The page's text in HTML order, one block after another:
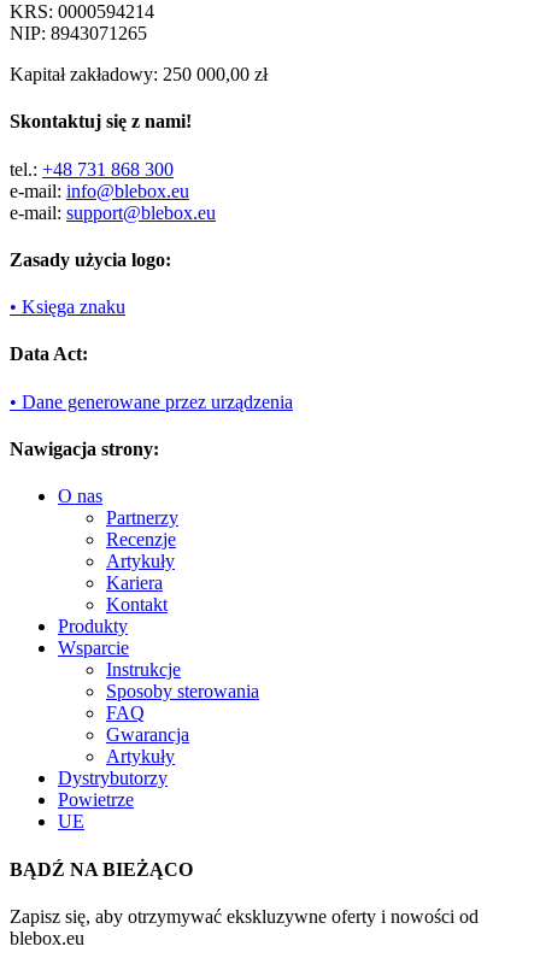
KRS: 0000594214
NIP: 8943071265
Kapitał zakładowy: 250 000,00 zł
Skontaktuj się z nami!
tel.: +48 731 868 300
e-mail: info@blebox.eu
e-mail: support@blebox.eu
Zasady użycia logo:
• Księga znaku
Data Act:
• Dane generowane przez urządzenia
Nawigacja strony:
O nas
Partnerzy
Recenzje
Artykuły
Kariera
Kontakt
Produkty
Wsparcie
Instrukcje
Sposoby sterowania
FAQ
Gwarancja
Artykuły
Dystrybutorzy
Powietrze
UE
BĄDŹ NA BIEŻĄCO
Zapisz się, aby otrzymywać ekskluzywne oferty i nowości od
blebox.eu